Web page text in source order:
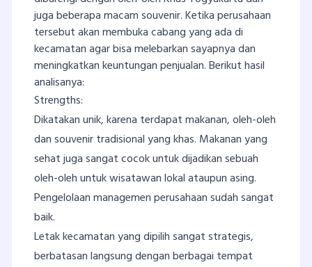
juga beberapa macam souvenir. Ketika perusahaan
tersebut akan membuka cabang yang ada di
kecamatan agar bisa melebarkan sayapnya dan
meningkatkan keuntungan penjualan. Berikut hasil
analisanya:
Strengths:
Dikatakan unik, karena terdapat makanan, oleh-oleh
dan souvenir tradisional yang khas. Makanan yang
sehat juga sangat cocok untuk dijadikan sebuah
oleh-oleh untuk wisatawan lokal ataupun asing.
Pengelolaan managemen perusahaan sudah sangat
baik.
Letak kecamatan yang dipilih sangat strategis,
berbatasan langsung dengan berbagai tempat